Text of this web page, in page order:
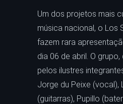
Um dos projetos mais
música nacional, o Los
fazem rara
dia 06 de abril. O
pelos ilustres
Jorge du Peixe (vocal),
(guitarras), Pupillo